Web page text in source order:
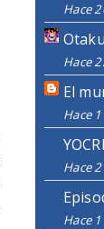
Hace
Hace
El
Hace
Hace
Hace